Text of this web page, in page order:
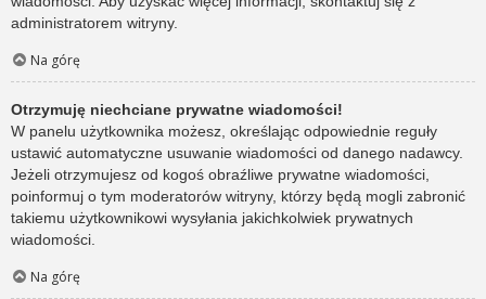
administratorem witryny.
Na górę
Otrzymuję niechciane prywatne wiadomości!
W panelu użytkownika możesz, określając odpowiednie reguły
ustawić automatyczne usuwanie wiadomości od danego nadawcy.
Jeżeli otrzymujesz od kogoś obraźliwe prywatne wiadomości,
poinformuj o tym moderatorów witryny, którzy będą mogli zabronić
takiemu użytkownikowi wysyłania jakichkolwiek prywatnych
wiadomości.
Na górę